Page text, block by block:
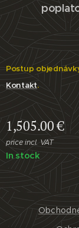
Postup
Kontakt.
1,505.00€
price incl. VAT
In stock